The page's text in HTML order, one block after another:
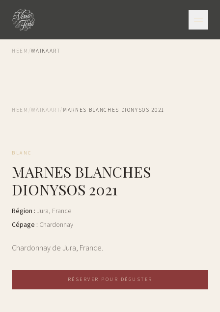
HEEM /WÄIKAART
HEEM /WÄIKAART/ MARNES BLANCHES DIONYSOS 2021
BLANC
MARNES BLANCHES
DIONYSOS 2021
Région : Jura, France
Cépage : Chardonnay
Chardonnay de Jura, France.
RÉSERVER POUR DÉGUSTER